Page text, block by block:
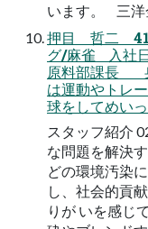
います。 三洋
押目 哲二
グ/麻雀 入
原料部課長
は運動やトレ
球をしてめい
スタッフ紹介
な問題を解決
どの環境汚染
し、社会的貢
りが いを感じ